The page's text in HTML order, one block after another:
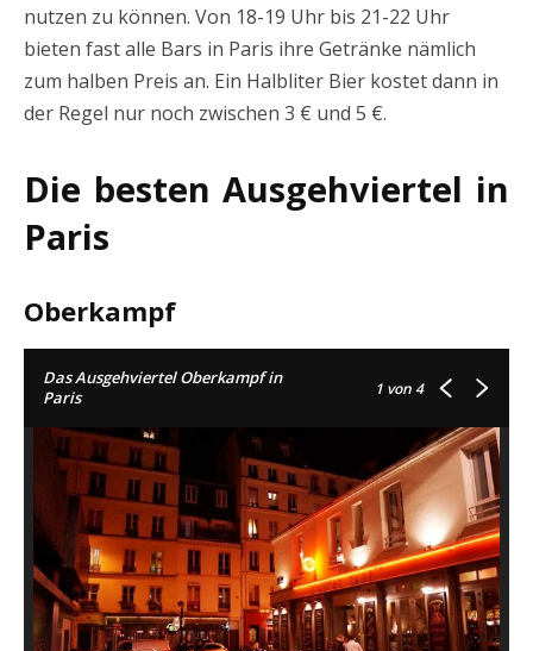
nutzen zu können. Von 18-19 Uhr bis 21-22 Uhr
bieten fast alle Bars in Paris ihre Getränke nämlich
zum halben Preis an. Ein Halbliter Bier kostet dann in
der Regel nur noch zwischen 3 € und 5 €.
Die besten Ausgehviertel in
Paris
Oberkampf
Das Ausgehviertel Oberkampf in
Paris
1 von 4